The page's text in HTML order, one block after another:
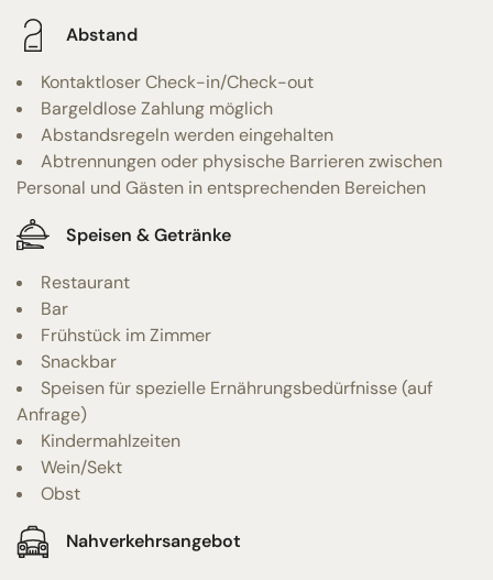
Abstand
Kontaktloser Check-in/Check-out
Bargeldlose Zahlung möglich
Abstandsregeln werden eingehalten
Abtrennungen oder physische Barrieren zwischen
Personal und Gästen in entsprechenden Bereichen
Speisen & Getränke
Restaurant
Bar
Frühstück im Zimmer
Snackbar
Speisen für spezielle Ernährungsbedürfnisse (auf
Anfrage)
Kindermahlzeiten
Wein/Sekt
Obst
Nahverkehrsangebot